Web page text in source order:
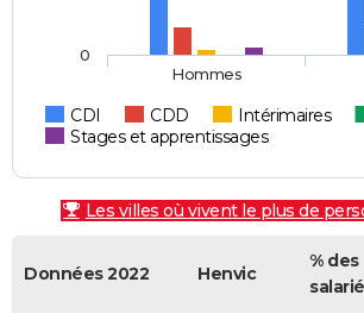
CDI CDD Intérimaires
Stages et apprentissages
Hommes
0
Les villes où vivent le plus de
Données 2022 Henvic
% des